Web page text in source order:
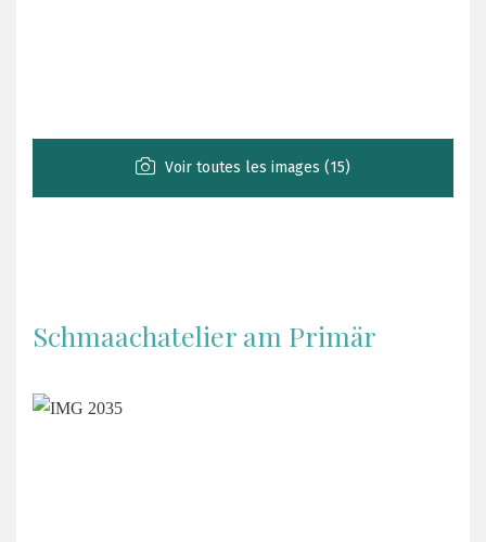
Voir toutes les images (15)
Schmaachatelier am Primär